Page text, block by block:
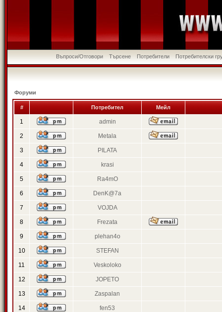
Въпроси/Отговори Търсене Потребители Потребителски
Форуми
# Потребител Мейл
1 admin
2 Metala
3 PILATA
4 krasi
5 Ra4mO
6 DenK@7a
7 VOJDA
8 Frezata
9 plehan4o
10 STEFAN
11 Veskoloko
12 JOPETO
13 Zaspalan
14 fen53